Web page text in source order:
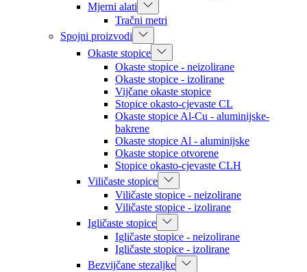
Mjerni alati
Tračni metri
Spojni proizvodi
Okaste stopice
Okaste stopice - neizolirane
Okaste stopice - izolirane
Vijčane okaste stopice
Stopice okasto-cjevaste CL
Okaste stopice Al-Cu - aluminijske-
bakrene
Okaste stopice Al - aluminijske
Okaste stopice otvorene
Stopice okasto-cjevaste CLH
Viličaste stopice
Viličaste stopice - neizolirane
Viličaste stopice - izolirane
Igličaste stopice
Igličaste stopice - neizolirane
Igličaste stopice - izolirane
Bezvijčane stezaljke